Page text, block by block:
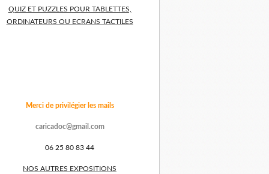
QUIZ ET PUZZLES POUR TABLETTES,
ORDINATEURS OU ECRANS TACTILES
Merci de privilégier les mails
caricadoc@gmail.com
06 25 80 83 44
NOS AUTRES EXPOSITIONS